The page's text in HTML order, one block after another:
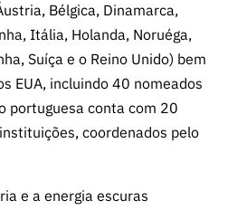
Bélgica, Dinamarca,
Itália, Holanda, Noruéga,
Suíça e o Reino Unido) bem
EUA, incluindo 40 nomeados
portuguesa conta com 20
coordenados pelo
e a energia escuras